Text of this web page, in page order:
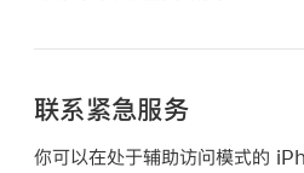
联系紧急服务
你可以在处于辅助访问模式的